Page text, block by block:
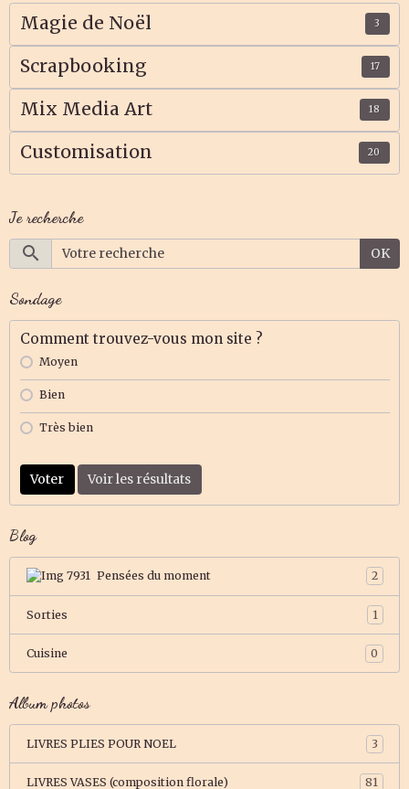
Magie de Noël 3
Scrapbooking 17
Mix Media Art 18
Customisation 20
Je recherche
OK
Sondage
Comment trouvez-vous mon site ?
Moyen
Bien
Très bien
Voter Voir les résultats
Blog
Pensées du moment 2
Sorties 1
Cuisine 0
Album photos
LIVRES PLIES POUR NOEL 3
LIVRES VASES (composition florale) 81